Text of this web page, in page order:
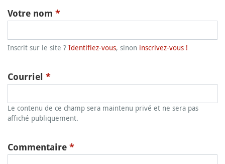
Votre nom *
Inscrit sur le site ? Identifiez-vous, sinon inscrivez-vous !
Courriel *
Le contenu de ce champ sera maintenu privé et ne sera pas
affiché publiquement.
Commentaire *